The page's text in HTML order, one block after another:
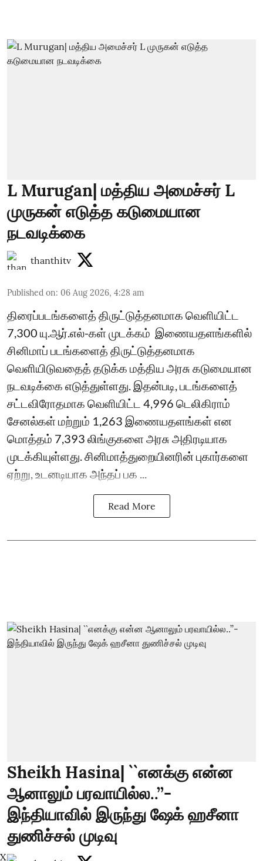
L Murugan| மத்திய அமைச்சர் L
முருகன் எடுத்த கடுமையான
நடவடிக்கை
thanthitv
Published on: 06 Aug 2026, 4:28 am
திரைப்படங்களைத் திருட்டுத்தனமாக வெளியிட்ட
7,300 யு.ஆர்.எல்-கள் முடக்கம் ​ இணையதளங்களில்
சினிமாப் படங்களைத் திருட்டுத்தனமாக
வெளியிடுவதைத் தடுக்க மத்திய அரசு கடுமையான
நடவடிக்கை எடுத்துள்ளது. இதன்படி, படங்களைத்
சட்டவிரோதமாக வெளியிட்ட 4,996 டெலிகிராம்
சேனல்கள் மற்றும் 1,263 இணையதளங்கள் என
மொத்தம் 7,393 லிங்குகளை அரசு அதிரடியாக
முடக்கியுள்ளது. சினிமாத்துறையினரின் புகார்களை
ஏற்று, உடனடியாக அந்தப் பக ...
Read More
Sheikh Hasina| ``எனக்கு என்ன
ஆனாலும் பரவாயில்ல..’’-
இந்தியாவில் இருந்து ஷேக் ஹசீனா
துணிச்சல் முடிவு
X